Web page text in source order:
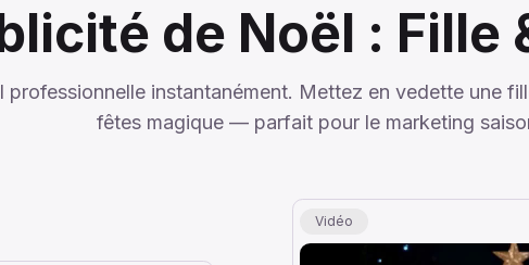
de Noël : Fille
instantanément. Mettez en vedette une
fêtes magique — parfait pour le marketing
Vidéo